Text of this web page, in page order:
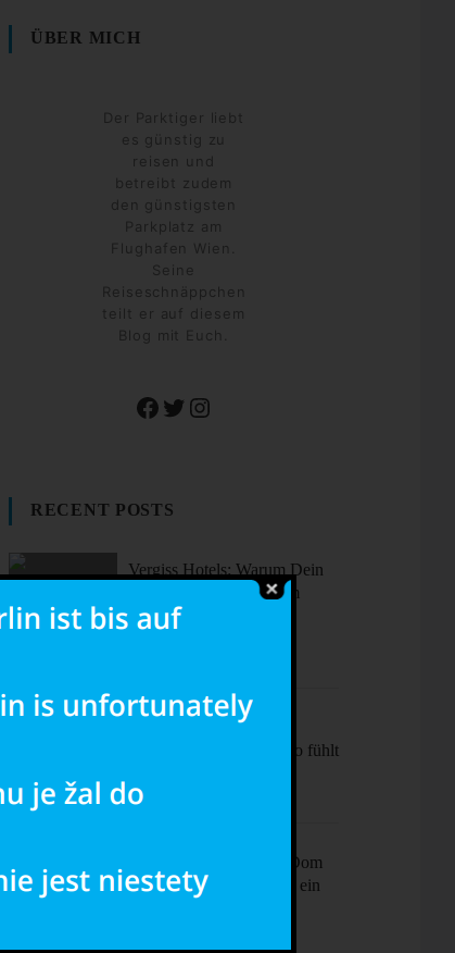
ÜBER MICH
Der Parktiger liebt
es günstig zu
reisen und
betreibt zudem
den günstigsten
Parkplatz am
Flughafen Wien.
Seine
Reiseschnäppchen
teilt er auf diesem
Blog mit Euch.
Facebook
TwitterInstagram
RECENT POSTS
Vergiss Hotels: Warum Dein
nächster Urlaub in einem
dieser coolen Airbnbs
Sehenswürdigkeiten – So fühlt
Ciao Milano! Mehr als Dom
& Mode – Dein Plan für ein